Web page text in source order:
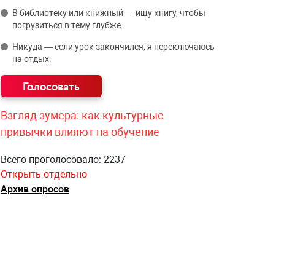
В библиотеку или книжный — ищу книгу, чтобы
погрузиться в тему глубже.
Никуда — если урок закончился, я переключаюсь
на отдых.
Взгляд зумера: как культурные
привычки влияют на обучение
Всего проголосовало: 2237
Открыть отдельно
Архив опросов